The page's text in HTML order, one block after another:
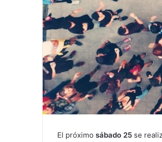
El próximo sábado 25 se